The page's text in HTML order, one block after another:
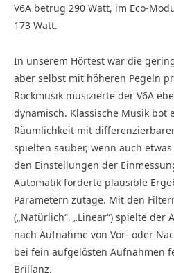
V6A betrug 290 Watt, im Eco-
173 Watt.
In unserem Hörtest war die
aber selbst mit höheren Pegeln
Rockmusik musizierte der V6A
dynamisch. Klassische Musik bot
Räumlichkeit mit
spielten sauber, wenn auch
den Einstellungen der
Automatik förderte plausible
Parametern zutage. Mit den
(„Natürlich“, „Linear“) spielte der
nach Aufnahme von Vor- oder
bei fein aufgelösten Aufnahmen
Brillanz.